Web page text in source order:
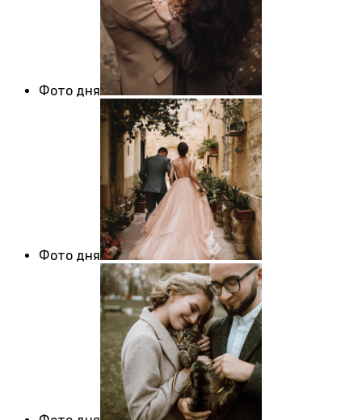
Фото дня
Фото дня